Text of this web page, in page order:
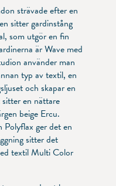
strävade efter en
sitter gardinstång
som utgör en fin
är Wave med
använder man
typ av textil, en
och skapar en
en nättare
beige Ercu.
Polyflax ger det en
sitter det
textil Multi Color